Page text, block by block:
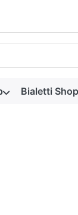
erscheinen
Bialetti